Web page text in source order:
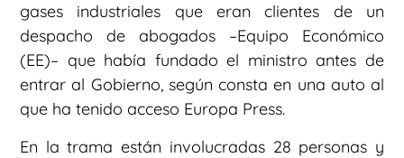
gases industriales que eran clientes de un
despacho de abogados –Equipo Económico
(EE)– que había fundado el ministro antes de
entrar al Gobierno, según consta en una auto al
que ha tenido acceso Europa Press.
En la trama están involucradas 28 personas y